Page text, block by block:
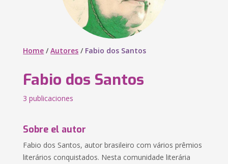
Home /Autores / Fabio dos Santos
Fabio dos Santos
3 publicaciones
Sobre el autor
Fabio dos Santos, autor brasileiro com vários prêmios
literários conquistados. Nesta comunidade literária